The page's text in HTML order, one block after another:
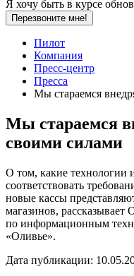
Я хочу быть в курсе
Перезвоните мне!
Пилот
Компания
Пресс-центр
Пресса
Мы стараемся
Мы стараемся
своими силами
О том, какие технологии
соответствовать
новые кассы
магазинов, рассказывает
по информационным
«Оливье».
Дата публикации: